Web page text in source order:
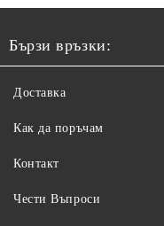
Бързи връзки:
Доставка
Как да поръчам
Контакт
Чести Въпроси